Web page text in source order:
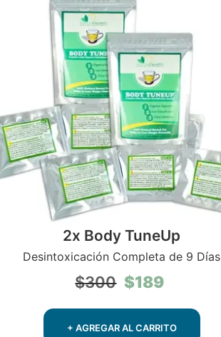
2x Body TuneUp
Desintoxicación Completa de 9 Días
$300 El
precio
original
era:
$189
actual
es:
+ AGREGAR AL CARRITO